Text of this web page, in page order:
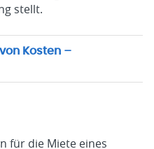
stellt.
Kosten –
für die Miete eines